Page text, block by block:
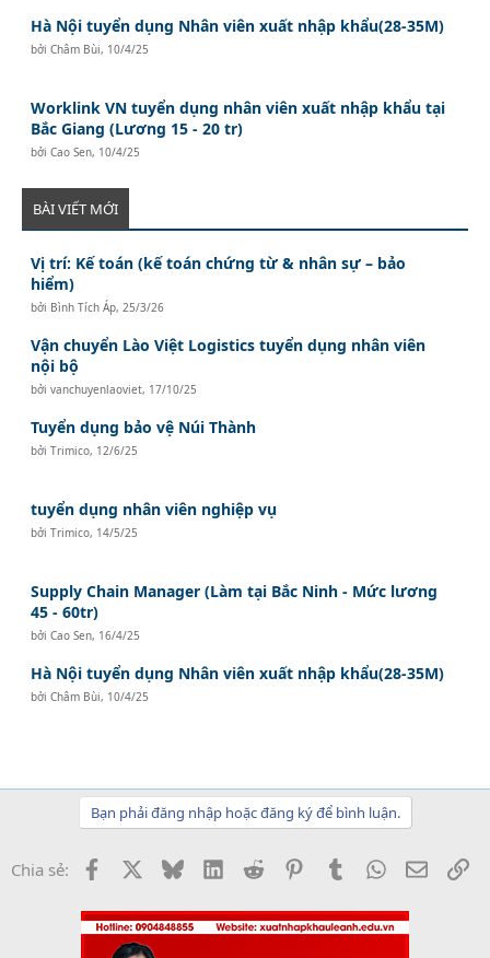
Hà Nội tuyển dụng Nhân viên xuất nhập khẩu(28-35M)
bởiChâm Bùi, 10/4/25
Worklink VN tuyển dụng nhân viên xuất nhập khẩu tại
Bắc Giang (Lương 15 - 20 tr)
bởiCao Sen, 10/4/25
BÀI VIẾT MỚI
Vị trí: Kế toán (kế toán chứng từ & nhân sự – bảo
hiểm)
bởi Bình Tích Áp, 25/3/26
Vận chuyển Lào Việt Logistics tuyển dụng nhân viên
nội bộ
bởivanchuyenlaoviet, 17/10/25
Tuyển dụng bảo vệ Núi Thành
bởiTrimico, 12/6/25
tuyển dụng nhân viên nghiệp vụ
bởiTrimico, 14/5/25
Supply Chain Manager (Làm tại Bắc Ninh - Mức lương
45 - 60tr)
bởiCao Sen, 16/4/25
Hà Nội tuyển dụng Nhân viên xuất nhập khẩu(28-35M)
bởiChâm Bùi, 10/4/25
Bạn phải đăng nhập hoặc đăng ký để bình luận.
Chia sẻ: Facebook BlueskyLinkedInReddit PinterestTumblrWhatsApp
Email